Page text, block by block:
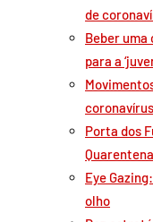
de
Beber uma
para a
Porta dos
Eye
olho